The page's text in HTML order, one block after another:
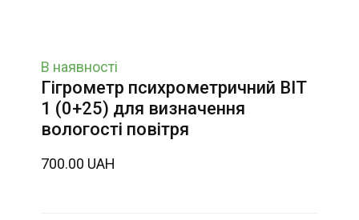
В наявності
Гігрометр психрометричний ВІТ
1 (0+25) для визначення
вологості повітря
700.00 UAH